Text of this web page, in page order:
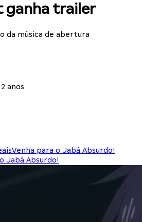
ganha trailer
da música de abertura
anos
Venha para o Jabá Absurdo!
Jabá Absurdo!